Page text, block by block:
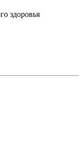
здоровья